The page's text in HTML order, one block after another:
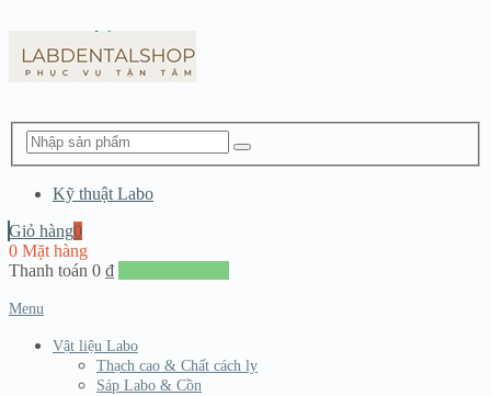
Kỹ thuật Labo
Giỏ hàng0
0 Mặt hàng
Thanh toán 0 ₫
Menu
Vật liệu Labo
Thạch cao & Chất cách ly
Sáp Labo & Cồn